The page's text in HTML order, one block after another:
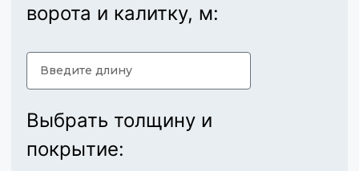
ворота и калитку, м:
Выбрать толщину и
покрытие: